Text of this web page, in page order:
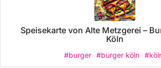
Speisekarte von Alte Metzgerei –
Köln
#burger #burger köln